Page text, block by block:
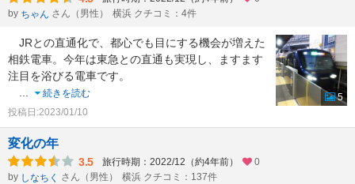
by ちゃん さん（男性） 横浜 クチコミ：4件
JRとの直通化で、都心でも目にする機会が増えた
相鉄電車。今年は東急との直通も実現し、ますます
注目を浴びる電車です。
続きを読む
投稿日:2023/01/10
5
変化の年
3.5 旅行時期：2022/12（約4年前）
0
by しなちく さん（男性） 横浜 クチコミ：137件